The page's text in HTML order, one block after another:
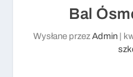
Bal
Wysłane przezAdmin